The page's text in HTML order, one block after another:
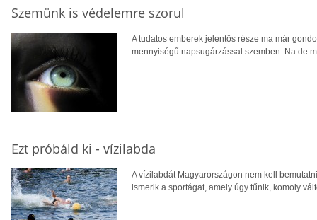
Szemünk is védelemre szorul
A tudatos emberek jelentős része ma már
mennyiségű napsugárzással szemben. Na de
Ezt próbáld ki - vízilabda
A vízilabdát Magyarországon nem kell
ismerik a sportágat, amely úgy tűnik, komoly